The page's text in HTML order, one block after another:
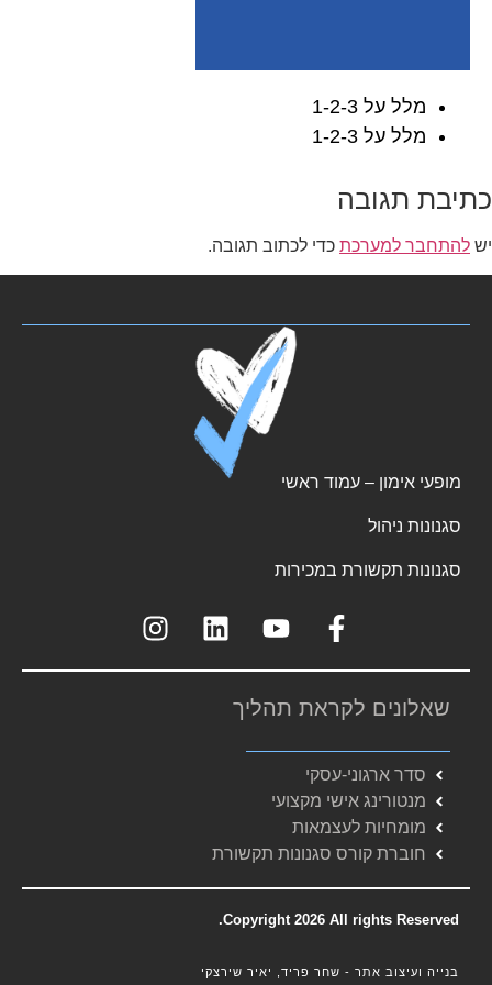
מלל על 1-2-3
מלל על 1-2-3
כתיבת תגובה
יש להתחבר למערכת כדי לכתוב תגובה.
מופעי אימון – עמוד ראשי
סגנונות ניהול
סגנונות תקשורת במכירות
שאלונים לקראת תהליך
סדר ארגוני-עסקי
מנטורינג אישי מקצועי
מומחיות לעצמאות
חוברת קורס סגנונות תקשורת
Copyright 2026 All rights Reserved.
בנייה ועיצוב אתר - שחר פריד, יאיר שירצקי